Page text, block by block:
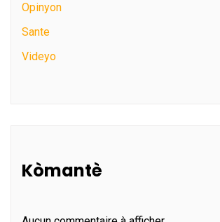
Opinyon
Sante
Videyo
Kòmantè